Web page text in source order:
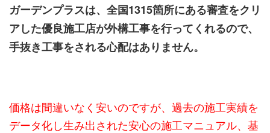
ガーデンプラスは、全国1315箇所にある審査をクリ
アした優良施工店が外構工事を行ってくれるので、
手抜き工事をされる心配はありません。
価格は間違いなく安いのですが、過去の施工実績を
データ化し生み出された安心の施工マニュアル、基